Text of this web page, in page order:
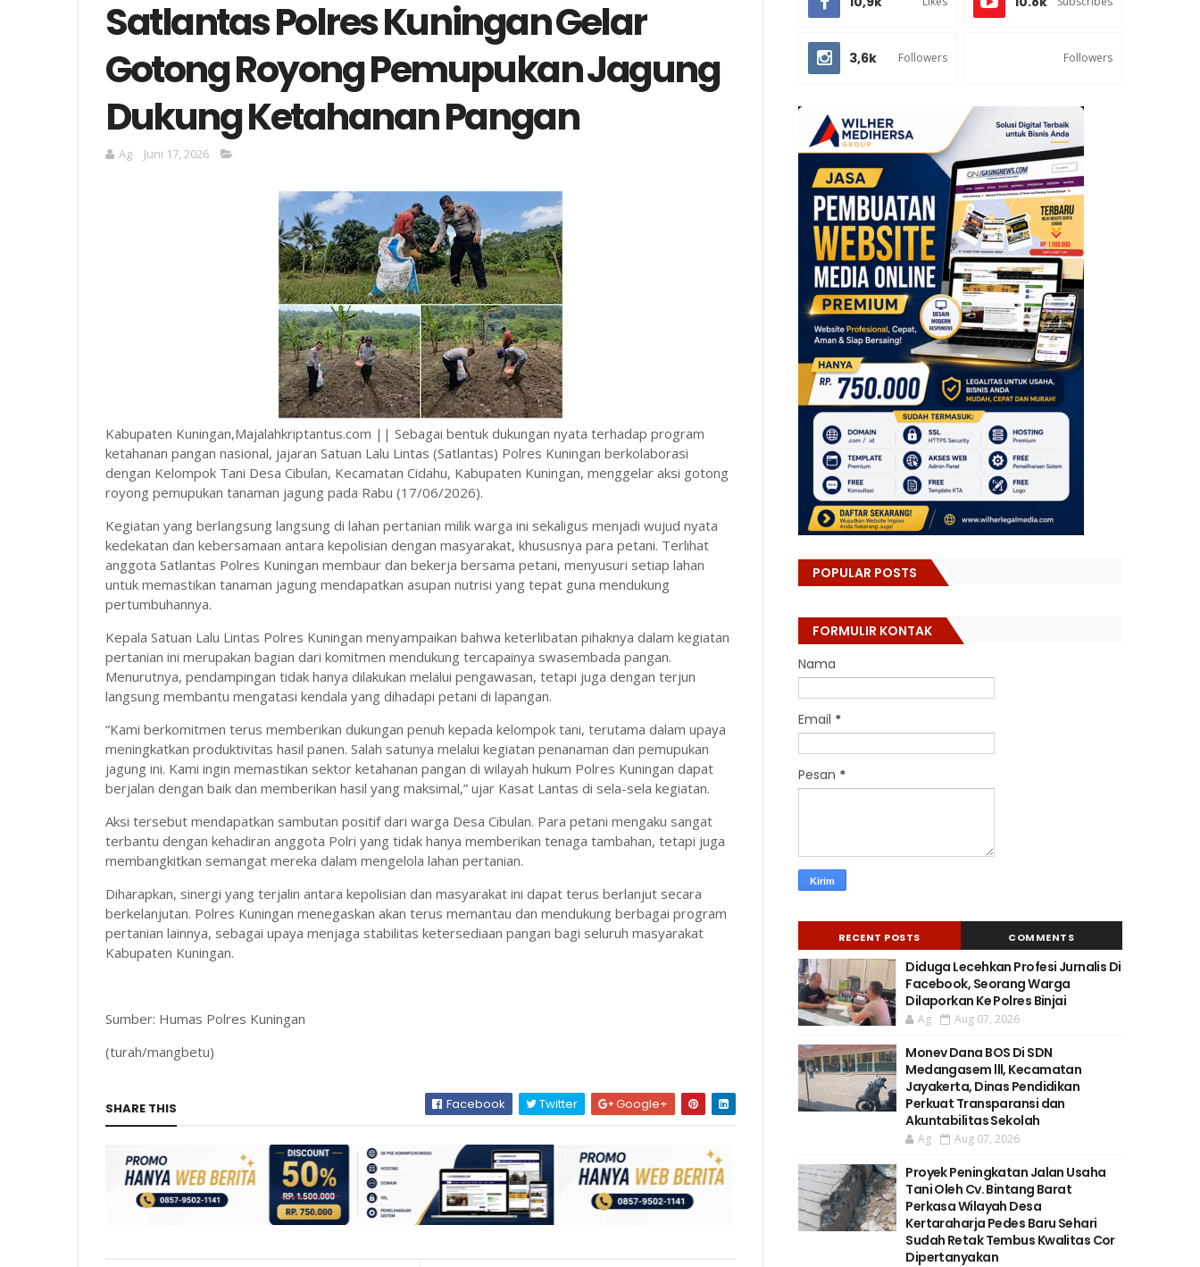
Satlantas Polres Kuningan Gelar
Gotong Royong Pemupukan Jagung
Dukung Ketahanan Pangan
Ag Juni 17, 2026
Kabupaten Kuningan,Majalahkriptantus.com || Sebagai bentuk dukungan nyata terhadap program
ketahanan pangan nasional, jajaran Satuan Lalu Lintas (Satlantas) Polres Kuningan berkolaborasi
dengan Kelompok Tani Desa Cibulan, Kecamatan Cidahu, Kabupaten Kuningan, menggelar aksi gotong
royong pemupukan tanaman jagung pada Rabu (17/06/2026).
Kegiatan yang berlangsung langsung di lahan pertanian milik warga ini sekaligus menjadi wujud nyata
kedekatan dan kebersamaan antara kepolisian dengan masyarakat, khususnya para petani. Terlihat
anggota Satlantas Polres Kuningan membaur dan bekerja bersama petani, menyusuri setiap lahan
untuk memastikan tanaman jagung mendapatkan asupan nutrisi yang tepat guna mendukung
pertumbuhannya.
Kepala Satuan Lalu Lintas Polres Kuningan menyampaikan bahwa keterlibatan pihaknya dalam kegiatan
pertanian ini merupakan bagian dari komitmen mendukung tercapainya swasembada pangan.
Menurutnya, pendampingan tidak hanya dilakukan melalui pengawasan, tetapi juga dengan terjun
langsung membantu mengatasi kendala yang dihadapi petani di lapangan.
“Kami berkomitmen terus memberikan dukungan penuh kepada kelompok tani, terutama dalam upaya
meningkatkan produktivitas hasil panen. Salah satunya melalui kegiatan penanaman dan pemupukan
jagung ini. Kami ingin memastikan sektor ketahanan pangan di wilayah hukum Polres Kuningan dapat
berjalan dengan baik dan memberikan hasil yang maksimal,” ujar Kasat Lantas di sela-sela kegiatan.
Aksi tersebut mendapatkan sambutan positif dari warga Desa Cibulan. Para petani mengaku sangat
terbantu dengan kehadiran anggota Polri yang tidak hanya memberikan tenaga tambahan, tetapi juga
membangkitkan semangat mereka dalam mengelola lahan pertanian.
Diharapkan, sinergi yang terjalin antara kepolisian dan masyarakat ini dapat terus berlanjut secara
berkelanjutan. Polres Kuningan menegaskan akan terus memantau dan mendukung berbagai program
pertanian lainnya, sebagai upaya menjaga stabilitas ketersediaan pangan bagi seluruh masyarakat
Kabupaten Kuningan.
Sumber: Humas Polres Kuningan
(turah/mangbetu)
SHARE THIS Facebook Twitter Google+
3,6k Followers Followers
POPULAR POSTS
FORMULIR KONTAK
Nama
Email *
Pesan *
RECENT POSTS COMMENTS
Diduga Lecehkan Profesi Jurnalis Di
Facebook, Seorang Warga
Dilaporkan Ke Polres Binjai
Ag Aug 07, 2026
Monev Dana BOS Di SDN
Medangasem lll, Kecamatan
Jayakerta, Dinas Pendidikan
Perkuat Transparansi dan
Akuntabilitas Sekolah
Ag Aug 07, 2026
Proyek Peningkatan Jalan Usaha
Tani Oleh Cv. Bintang Barat
Perkasa Wilayah Desa
Kertaraharja Pedes Baru Sehari
Sudah Retak Tembus Kwalitas Cor
Dipertanyakan